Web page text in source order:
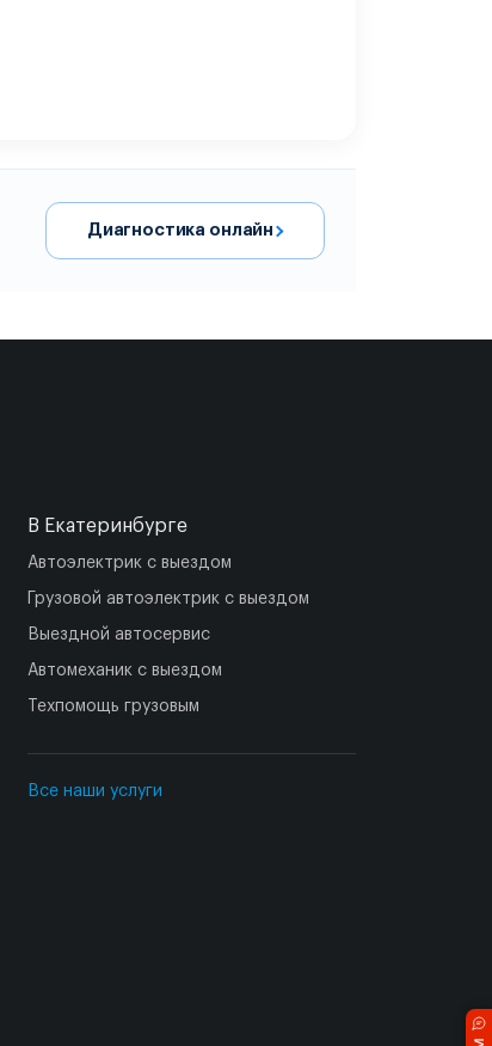
Диагностика онлайн
В Екатеринбурге
Автоэлектрик с выездом
Грузовой автоэлектрик с выездом
Выездной автосервис
Автомеханик с выездом
Техпомощь грузовым
Все наши услуги